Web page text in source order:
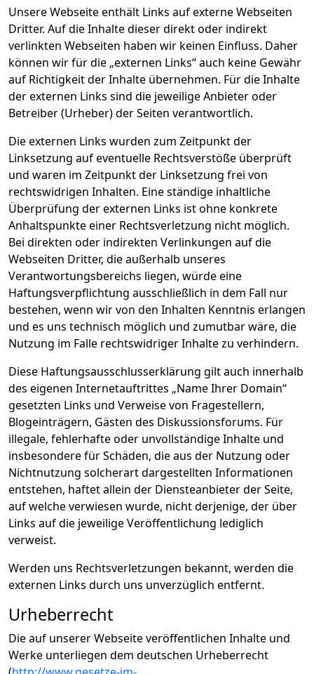
Unsere Webseite enthält Links auf externe Webseiten
Dritter. Auf die Inhalte dieser direkt oder indirekt
verlinkten Webseiten haben wir keinen Einfluss. Daher
können wir für die „externen Links“ auch keine Gewähr
auf Richtigkeit der Inhalte übernehmen. Für die Inhalte
der externen Links sind die jeweilige Anbieter oder
Betreiber (Urheber) der Seiten verantwortlich.
Die externen Links wurden zum Zeitpunkt der
Linksetzung auf eventuelle Rechtsverstöße überprüft
und waren im Zeitpunkt der Linksetzung frei von
rechtswidrigen Inhalten. Eine ständige inhaltliche
Überprüfung der externen Links ist ohne konkrete
Anhaltspunkte einer Rechtsverletzung nicht möglich.
Bei direkten oder indirekten Verlinkungen auf die
Webseiten Dritter, die außerhalb unseres
Verantwortungsbereichs liegen, würde eine
Haftungsverpflichtung ausschließlich in dem Fall nur
bestehen, wenn wir von den Inhalten Kenntnis erlangen
und es uns technisch möglich und zumutbar wäre, die
Nutzung im Falle rechtswidriger Inhalte zu verhindern.
Diese Haftungsausschlusserklärung gilt auch innerhalb
des eigenen Internetauftrittes „Name Ihrer Domain“
gesetzten Links und Verweise von Fragestellern,
Blogeinträgern, Gästen des Diskussionsforums. Für
illegale, fehlerhafte oder unvollständige Inhalte und
insbesondere für Schäden, die aus der Nutzung oder
Nichtnutzung solcherart dargestellten Informationen
entstehen, haftet allein der Diensteanbieter der Seite,
auf welche verwiesen wurde, nicht derjenige, der über
Links auf die jeweilige Veröffentlichung lediglich
verweist.
Werden uns Rechtsverletzungen bekannt, werden die
externen Links durch uns unverzüglich entfernt.
Urheberrecht
Die auf unserer Webseite veröffentlichen Inhalte und
Werke unterliegen dem deutschen Urheberrecht